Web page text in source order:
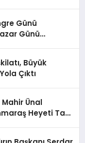
Günü
Günü
Büyük
Çıktı
Ünal
Heyeti Tam